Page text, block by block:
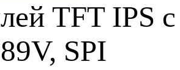
TFT IPS
SPI